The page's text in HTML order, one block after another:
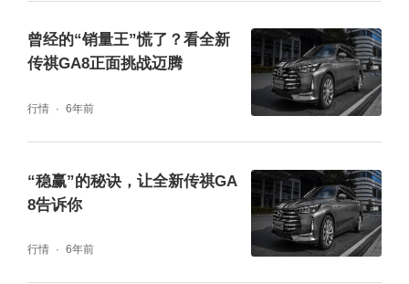
曾经的“销量王”慌了？看全新
传祺GA8正面挑战迈腾
行情 6年前
“稳赢”的秘诀，让全新传祺GA
8告诉你
行情 6年前